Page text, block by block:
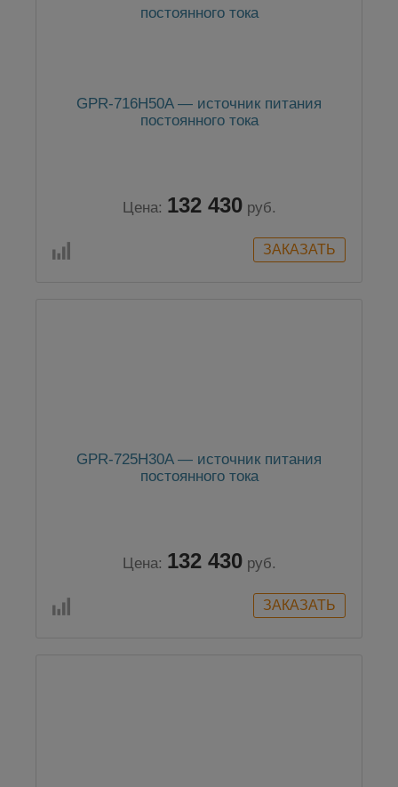
GPR-716H50A — источник питания
постоянного тока
Цена: 132 430 руб.
GPR-725H30A — источник питания
постоянного тока
Цена: 132 430 руб.